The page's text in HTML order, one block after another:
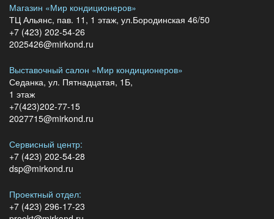
Магазин «Мир кондиционеров»
ТЦ Альянс, пав. 11, 1 этаж, ул.Бородинская 46/50
+7 (423) 202-54-26
2025426@mirkond.ru
Выставочный салон «Мир кондиционеров»
Седанка, ул. Пятнадцатая, 1Б,
1 этаж
+7(423)202-77-15
2027715@mirkond.ru
Сервисный центр:
+7 (423) 202-54-28
dsp@mirkond.ru
Проектный отдел:
+7 (423) 296-17-23